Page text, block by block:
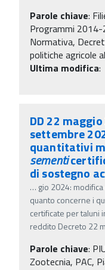
Parole chiave:
Programmi 2014-
Normativa,
politiche agricole
Ultima modifica:
DD 22
settembre
quantitativi
sementi
di sostegno
… gio 2024:
quanto concerne i
certificate per taluni
reddito Decreto 22
Parole chiave:
Zootecnia, PAC,